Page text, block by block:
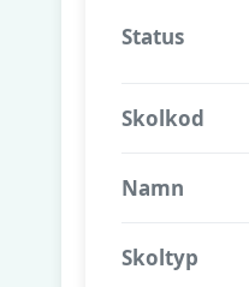
Status
Skolkod
Namn
Skoltyp